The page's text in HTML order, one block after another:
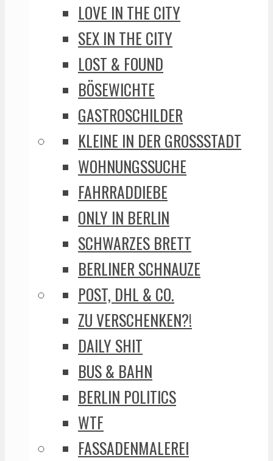
LOVE IN THE CITY
SEX IN THE CITY
LOST & FOUND
BÖSEWICHTE
GASTROSCHILDER
KLEINE IN DER GROSSSTADT
WOHNUNGSSUCHE
FAHRRADDIEBE
ONLY IN BERLIN
SCHWARZES BRETT
BERLINER SCHNAUZE
POST, DHL & CO.
ZU VERSCHENKEN?!
DAILY SHIT
BUS & BAHN
BERLIN POLITICS
WTF
FASSADENMALEREI